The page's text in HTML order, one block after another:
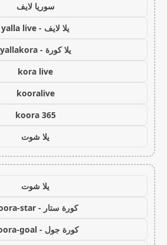
سوريا لايف
يلا لايف - yalla live
يلا كورة - yallakora
kora live
kooralive
koora 365
يلا شوت
يلا شوت
كورة ستار - koora-star
كورة جول - koora-goal